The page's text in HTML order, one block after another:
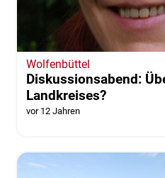
Wolfenbüttel
Diskussionsabend:
Landkreises?
vor 12 Jahren